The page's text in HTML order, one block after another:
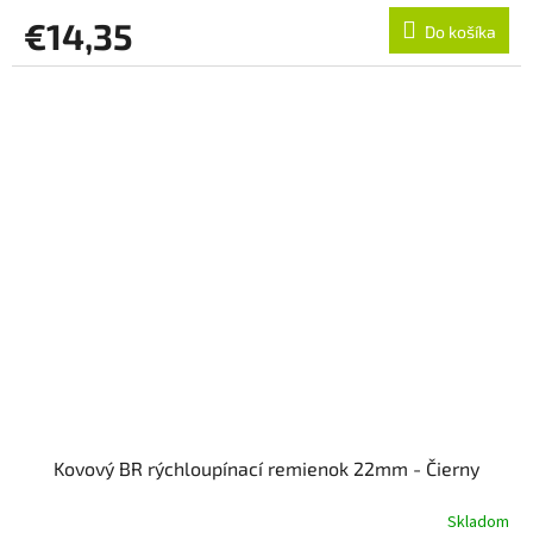
€14,35 Do košíka
Kovový BR rýchloupínací remienok 22mm - Čierny
Skladom